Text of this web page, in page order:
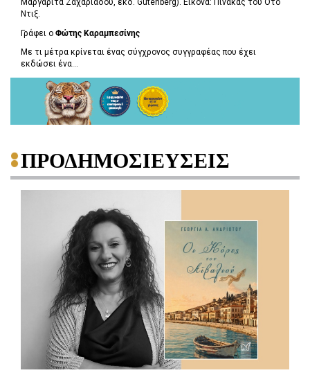
Μαργαρίτα Ζαχαριάδου, εκδ. Gutenberg). Εικόνα: Πίνακας του Ότο
Ντιξ.
Γράφει ο Φώτης Καραμπεσίνης
Με τι μέτρα κρίνεται ένας σύγχρονος συγγραφέας που έχει
εκδώσει ένα...
ΠΡΟΔΗΜΟΣΙΕΥΣΕΙΣ